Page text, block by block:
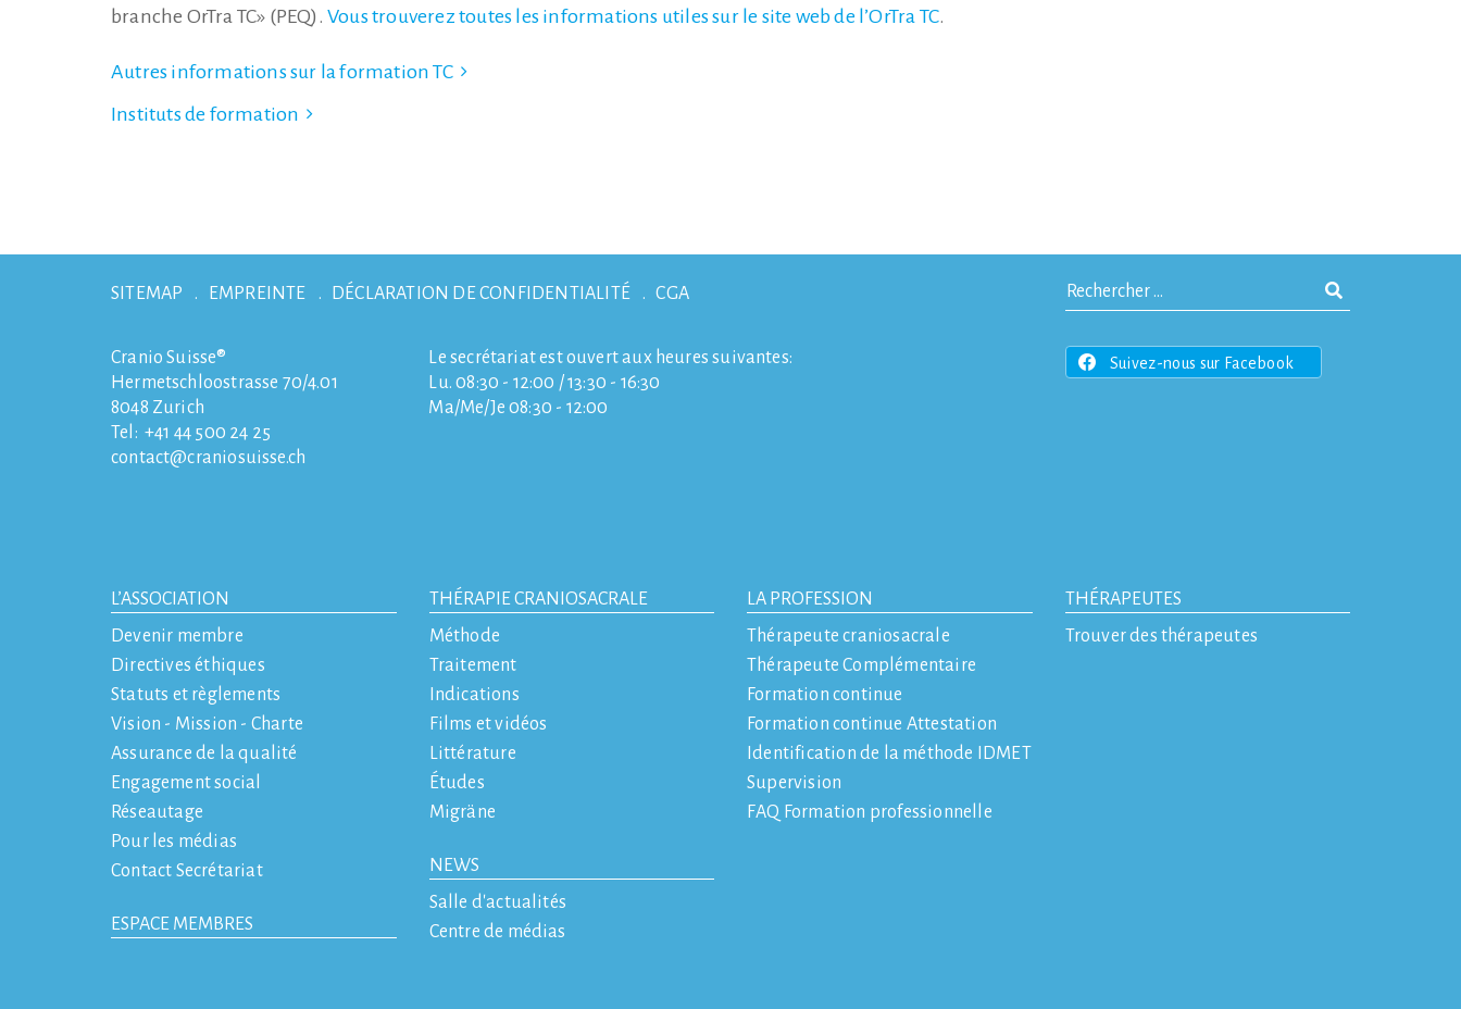
branche OrTra TC» (PEQ). Vous trouverez toutes les informations utiles sur le site web de l’OrTra TC.
Autres informations sur la formation TC
Instituts de formation
SITEMAP EMPREINTE DÉCLARATION DE CONFIDENTIALITÉ CGA
Cranio Suisse®
Hermetschloostrasse 70/4.01
8048 Zurich
Tel: +41 44 500 24 25
contact
craniosuisse.ch
Le secrétariat est ouvert aux heures suivantes:
Lu. 08:30 - 12:00 / 13:30 - 16:30
Ma/Me/Je 08:30 - 12:00
Suivez-nous sur Facebook
L’ASSOCIATION
Devenir membre
Directives éthiques
Statuts et règlements
Vision - Mission - Charte
Assurance de la qualité
Engagement social
Réseautage
Pour les médias
Contact Secrétariat
ESPACE MEMBRES
THÉRAPIE CRANIOSACRALE
Méthode
Traitement
Indications
Films et vidéos
Littérature
Études
Migräne
NEWS
Salle d'actualités
Centre de médias
LA PROFESSION
Thérapeute craniosacrale
Thérapeute Complémentaire
Formation continue
Formation continue Attestation
Identification de la méthode IDMET
Supervision
FAQ Formation professionnelle
THÉRAPEUTES
Trouver des thérapeutes